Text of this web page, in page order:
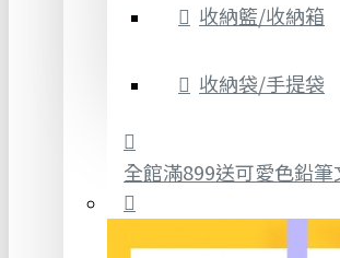
收納籃/收納箱
收納袋/手提袋
全館滿899送可愛色鉛筆